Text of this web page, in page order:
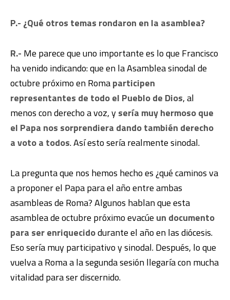
P.- ¿Qué otros temas rondaron en la asamblea?
R.- Me parece que uno importante es lo que Francisco
ha venido indicando: que en la Asamblea sinodal de
octubre próximo en Romaparticipen
representantes de todo el Pueblo de Dios, al
menos con derecho a voz, ysería muy hermoso que
el Papa nos sorprendiera dando también derecho
a voto a todos. Así esto sería realmente sinodal.
La pregunta que nos hemos hecho es ¿qué caminos va
a proponer el Papa para el año entre ambas
asambleas de Roma? Algunos hablan que esta
asamblea de octubre próximo evacúe un documento
para ser enriquecidodurante el año en las diócesis.
Eso sería muy participativo y sinodal. Después, lo que
vuelva a Roma a la segunda sesión llegaría con mucha
vitalidad para ser discernido.